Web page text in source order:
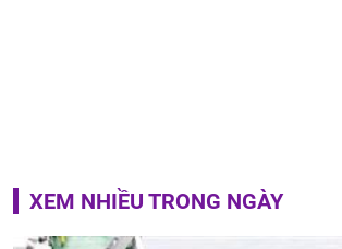
XEM NHIỀU TRONG NGÀY